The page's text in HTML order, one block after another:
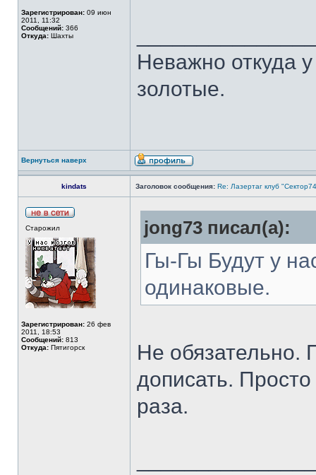
Зарегистрирован: 09 июн
2011, 11:32
Сообщений: 366
Откуда: Шахты
Неважно откуда
золотые.
Вернуться наверх
kindats Заголовок сообщения: Re: Лазертаг клуб
Старожил
Зарегистрирован: 26 фев
2011, 18:53
Сообщений: 813
Откуда: Пятигорск
jong73 писал(а):
Гы-Гы Будут у
одинаковые.
Не обязательно.
дописать. Просто
раза.